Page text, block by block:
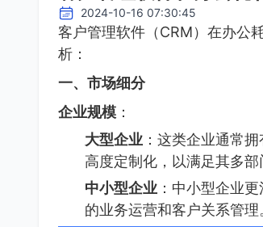
2024-10-16 07:30:45
客户管理软件（CRM）在办公
析：
一、市场细分
企业规模 ：
大型企业：这类企业通常
高度定制化，以满足其多部
中小型企业：中小型企业
的业务运营和客户关系管理